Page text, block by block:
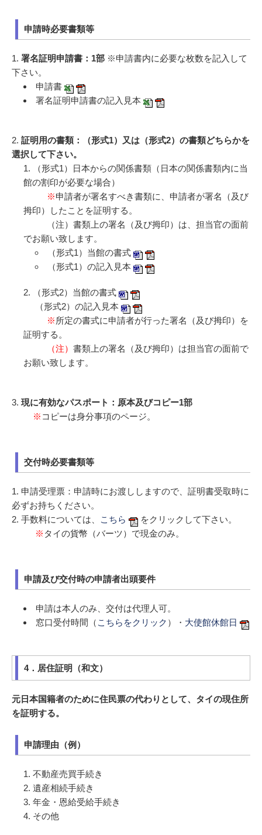
申請時必要書類等
1. 署名証明申請書：1部 ※申請書内に必要な枚数を記入して
下さい。
申請書
署名証明申請書の記入見本
2. 証明用の書類：（形式1）又は（形式2）の書類どちらかを
選択して下さい。
（形式1）日本からの関係書類（日本の関係書類内に当
館の割印が必要な場合）
※申請者が署名すべき書類に、申請者が署名（及び
拇印）したことを証明する。
（注）書類上の署名（及び拇印）は、担当官の面前
でお願い致します。
（形式1）当館の書式
（形式1）の記入見本
（形式2）当館の書式
（形式2）の記入見本
※所定の書式に申請者が行った署名（及び拇印）を
証明する。
（注） 書類上の署名（及び拇印）は担当官の面前で
お願い致します。
3. 現に有効なパスポート：原本及びコピー1部
※ コピーは身分事項のページ。
交付時必要書類等
1. 申請受理票：申請時にお渡ししますので、証明書受取時に
必ずお持ちください。
2. 手数料については、
こちら
をクリックして下さい。
※ タイの貨幣（バーツ）で現金のみ。
申請及び交付時の申請者出頭要件
申請は本人のみ、交付は代理人可。
窓口受付時間（ こちらをクリック ）・ 大使館休館日
4．居住証明（和文）
元日本国籍者のために住民票の代わりとして、タイの現住所
を証明する。
申請理由（例）
不動産売買手続き
遺産相続手続き
年金・恩給受給手続き
その他